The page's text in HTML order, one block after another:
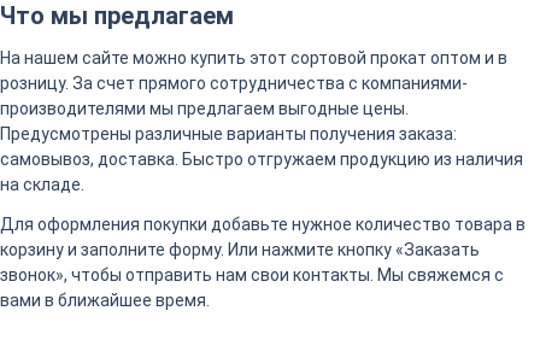
Что мы предлагаем
На нашем сайте можно купить этот сортовой прокат оптом и в
розницу. За счет прямого сотрудничества с компаниями-
производителями мы предлагаем выгодные цены.
Предусмотрены различные варианты получения заказа:
самовывоз, доставка. Быстро отгружаем продукцию из наличия
на складе.
Для оформления покупки добавьте нужное количество товара в
корзину и заполните форму. Или нажмите кнопку «Заказать
звонок», чтобы отправить нам свои контакты. Мы свяжемся с
вами в ближайшее время.